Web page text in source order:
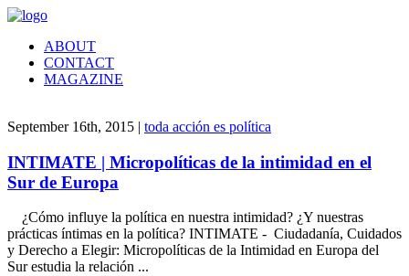
ABOUT
CONTACT
MAGAZINE
September 16th, 2015 | toda acción es política
INTIMATE | Micropolíticas de la intimidad en el
Sur de Europa
¿Cómo influye la política en nuestra intimidad? ¿Y nuestras
prácticas íntimas en la política? INTIMATE - Ciudadanía, Cuidados
y Derecho a Elegir: Micropolíticas de la Intimidad en Europa del
Sur estudia la relación ...